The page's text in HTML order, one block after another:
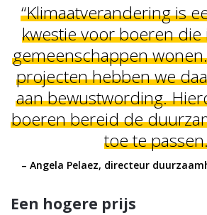
“Klimaatverandering is
kwestie voor boeren die
gemeenschappen
projecten hebben we
aan bewustwording.
boeren bereid de
toe te
– Angela Pelaez, directeur
Een hogere prijs